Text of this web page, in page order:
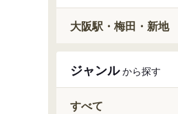
大阪駅・梅田・新地
ジャンルから探す
すべて